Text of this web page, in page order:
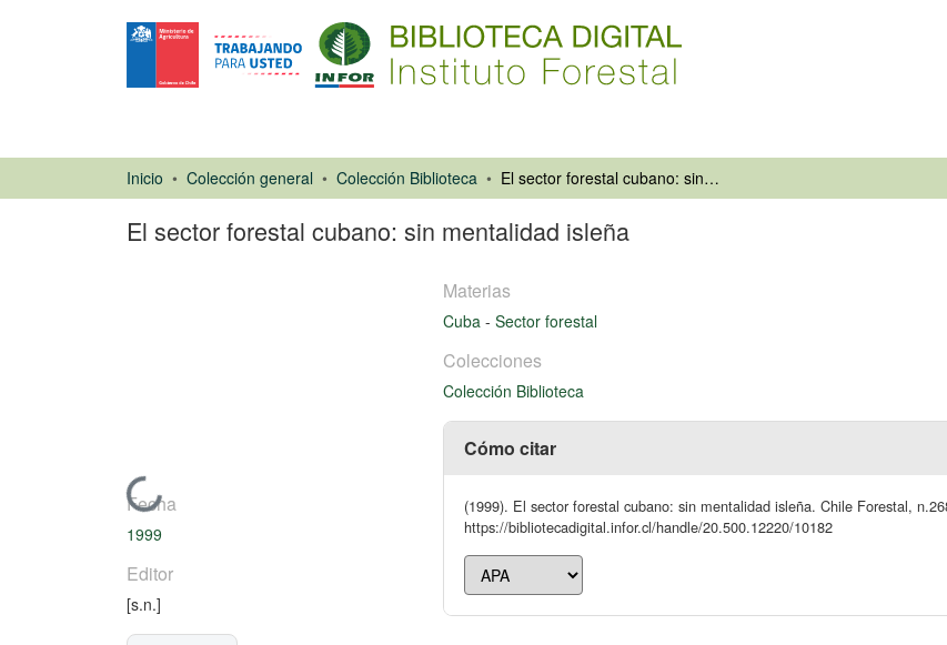
Inicio Colección general Colección Biblioteca El sector forestal cubano: sin mentalidad isleña
El sector forestal cubano: sin mentalidad isleña
Cargando...
Fecha
1999
Editor
[s.n.]
Materias
Cuba - Sector forestal
Colecciones
Colección Biblioteca
Cómo citar
(1999). El sector forestal cubano: sin mentalidad isleña. Chile Forestal,
https://bibliotecadigital.infor.cl/handle/20.500.12220/10182